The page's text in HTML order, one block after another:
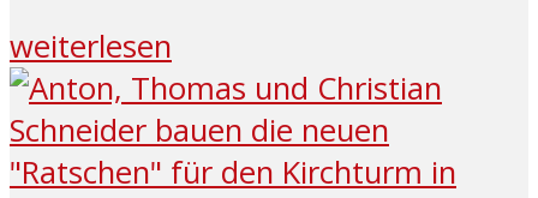
weiterlesen